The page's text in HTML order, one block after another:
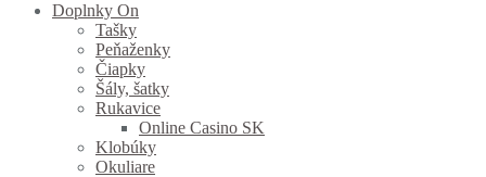
Doplnky On
Tašky
Peňaženky
Čiapky
Šály, šatky
Rukavice
Online Casino SK
Klobúky
Okuliare